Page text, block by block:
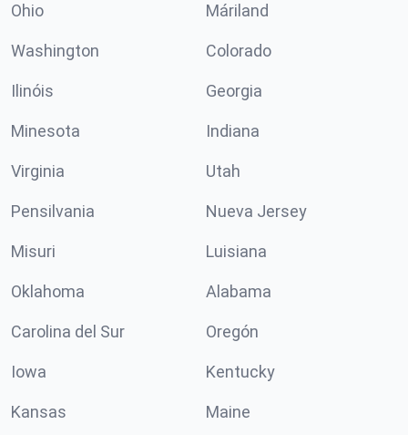
Ohio Máriland
Washington Colorado
Ilinóis Georgia
Minesota Indiana
Virginia Utah
Pensilvania Nueva Jersey
Misuri Luisiana
Oklahoma Alabama
Carolina del Sur Oregón
Iowa Kentucky
Kansas Maine